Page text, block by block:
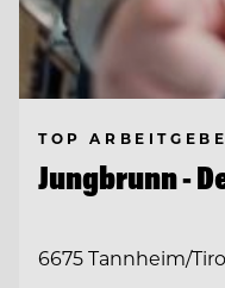
TOP
Jungbrunn -
6675 Tannheim/